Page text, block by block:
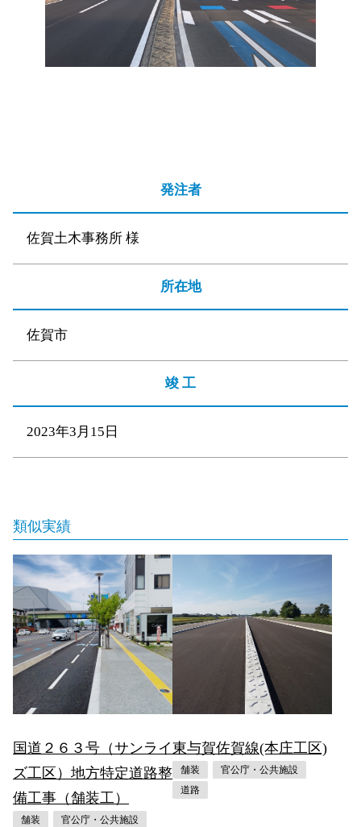
発注者
佐賀土木事務所 様
所在地
佐賀市
竣 工
2023年3月15日
類似実績
国道２６３号（サンライ
ズ工区）地方特定道路整
備工事（舗装工）
舗装
官公庁・公共施設
東与賀佐賀線(本庄工区)
舗装
官公庁・公共施設
道路